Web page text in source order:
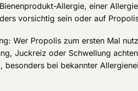
Allergie, einer
vorsichtig sein oder auf
Wer Propolis zum ersten Mal
Juckreiz oder Schwellung
besonders bei bekannter